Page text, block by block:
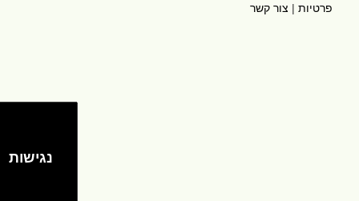
פרטיות|צור קשר
נגישות